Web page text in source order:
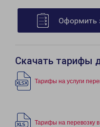
Оформить
Скачать тарифы
Тарифы на услуги
Тарифы на перевозку